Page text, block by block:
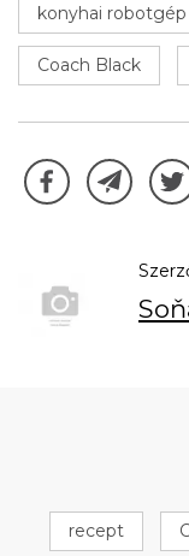
konyhai robotgép
Coach Black
recept